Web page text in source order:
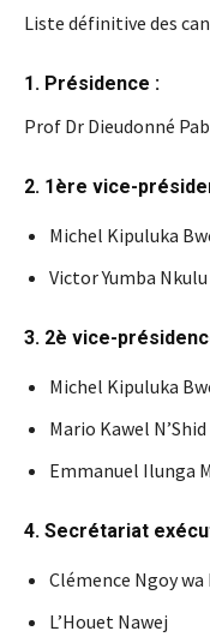
Liste définitive des
1. Présidence :
Prof Dr Dieudonné
2. 1ère vice-
Michel Kipuluka
Victor Yumba Nkulu
3. 2è vice-
Michel Kipuluka
Mario Kawel N’Shid
Emmanuel Ilunga
4. Secrétariat
Clémence Ngoy wa
L’Houet Nawej